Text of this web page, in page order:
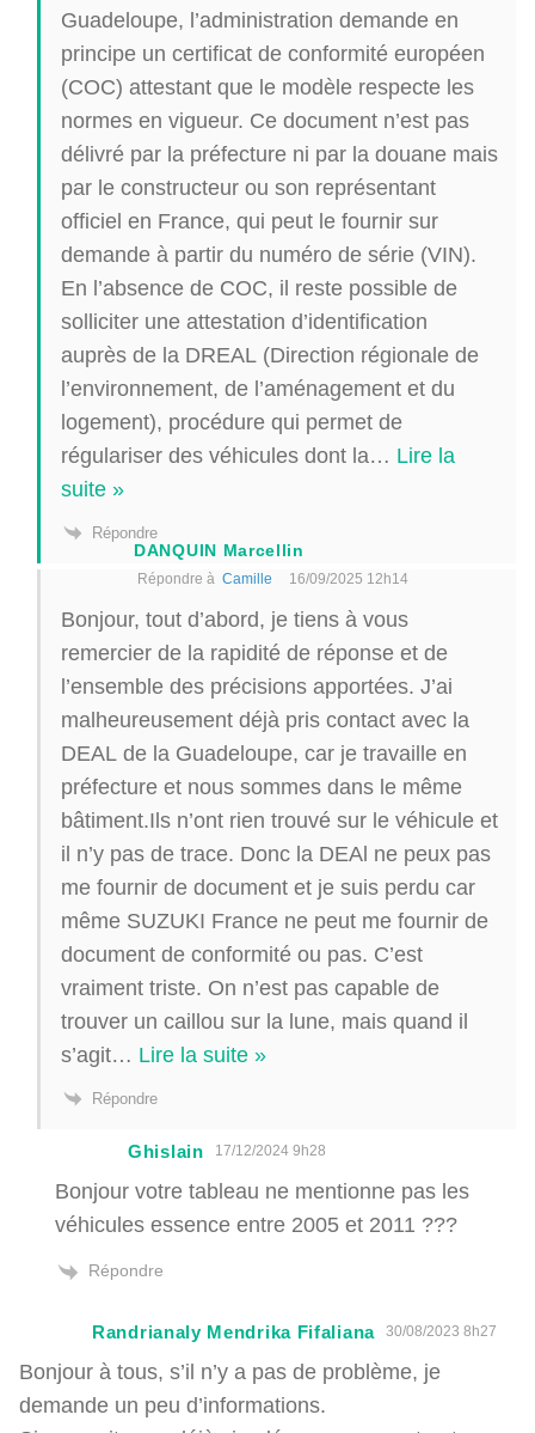
Guadeloupe, l’administration demande en
principe un certificat de conformité européen
(COC) attestant que le modèle respecte les
normes en vigueur. Ce document n’est pas
délivré par la préfecture ni par la douane mais
par le constructeur ou son représentant
officiel en France, qui peut le fournir sur
demande à partir du numéro de série (VIN).
En l’absence de COC, il reste possible de
solliciter une attestation d’identification
auprès de la DREAL (Direction régionale de
l’environnement, de l’aménagement et du
logement), procédure qui permet de
régulariser des véhicules dont la… Lire la
suite »
Répondre
DANQUIN Marcellin
Répondre à Camille 16/09/2025 12h14
Bonjour, tout d’abord, je tiens à vous
remercier de la rapidité de réponse et de
l’ensemble des précisions apportées. J’ai
malheureusement déjà pris contact avec la
DEAL de la Guadeloupe, car je travaille en
préfecture et nous sommes dans le même
bâtiment.Ils n’ont rien trouvé sur le véhicule et
il n’y pas de trace. Donc la DEAl ne peux pas
me fournir de document et je suis perdu car
même SUZUKI France ne peut me fournir de
document de conformité ou pas. C’est
vraiment triste. On n’est pas capable de
trouver un caillou sur la lune, mais quand il
s’agit… Lire la suite »
Répondre
Ghislain 17/12/2024 9h28
Bonjour votre tableau ne mentionne pas les
véhicules essence entre 2005 et 2011 ???
Répondre
Randrianaly Mendrika Fifaliana 30/08/2023 8h27
Bonjour à tous, s’il n’y a pas de problème, je
demande un peu d’informations.